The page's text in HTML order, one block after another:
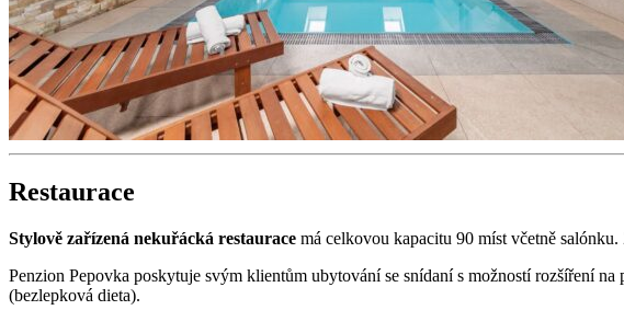
Restaurace
Stylově zařízená nekuřácká restaurace má celkovou kapacitu 90 míst včetně salónku.
Penzion Pepovka poskytuje svým klientům ubytování se snídaní s možností rozšíření
(bezlepková dieta).